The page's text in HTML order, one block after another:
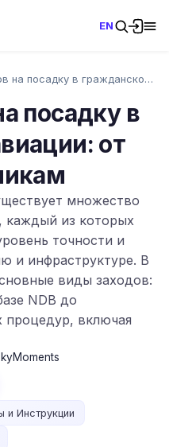
EN
Типы заходов на посадку в гражданской ав…
посадку в
от
множество
каждый из которых
точности и
и инфраструктуре. В
виды заходов:
NDB до
процедур, включая
и Инструкции